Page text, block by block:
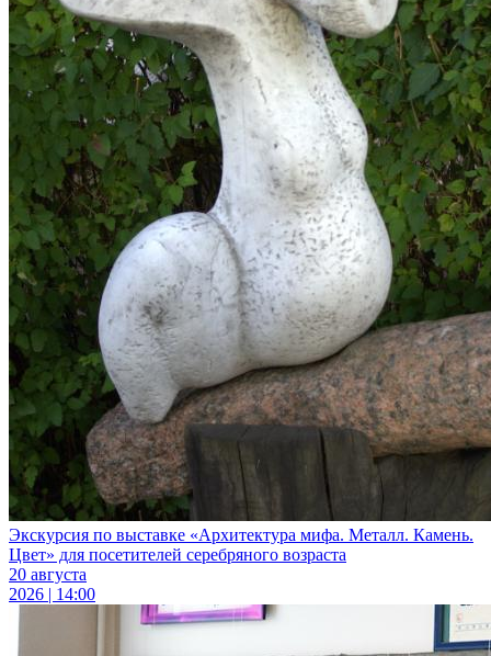
Экскурсия по выставке «Архитектура мифа. Металл. Камень.
Цвет» для посетителей серебряного возраста
20 августа
2026 | 14:00